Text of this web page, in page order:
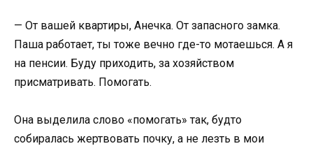
— От вашей квартиры, Анечка. От запасного замка.
Паша работает, ты тоже вечно где-то мотаешься. А я
на пенсии. Буду приходить, за хозяйством
присматривать. Помогать.
Она выделила слово «помогать» так, будто
собиралась жертвовать почку, а не лезть в мои